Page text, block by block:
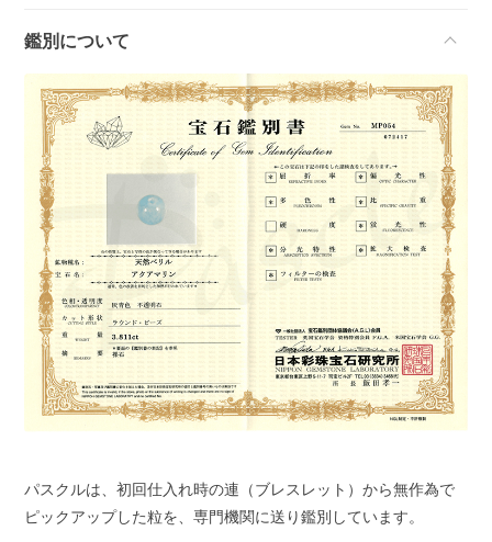
鑑別について
パスクルは、初回仕入れ時の連（ブレスレット）から無作為で
ピックアップした粒を、専門機関に送り鑑別しています。